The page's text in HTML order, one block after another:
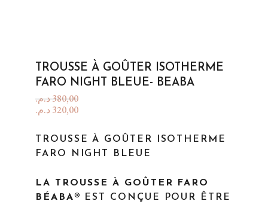
TROUSSE À GOÛTER ISOTHERME
FARO NIGHT BLEUE- BEABA
380,00د.م.
320,00 د.م.
TROUSSE À GOÛTER ISOTHERME
FARO NIGHT BLEUE
LA TROUSSE À GOÛTER FARO
BÉABA® EST CONÇUE POUR ÊTRE